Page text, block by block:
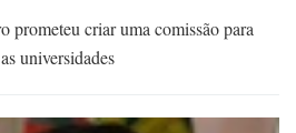
prometeu criar uma comissão para
universidades